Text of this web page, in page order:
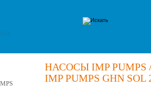
НАСОСЫ IMP
IMP PUMPS GHN SOL